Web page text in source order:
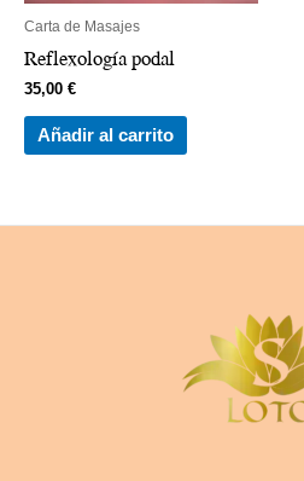
Carta de Masajes
Reflexología podal
35,00 €
Añadir al carrito